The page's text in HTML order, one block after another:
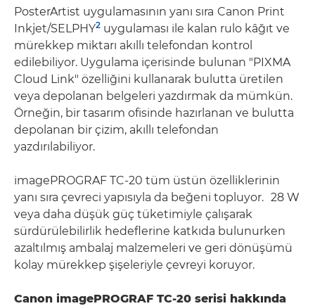
PosterArtist uygulamasının yanı sıra Canon Print
Inkjet/SELPHY2 uygulaması ile kalan rulo kâğıt ve
mürekkep miktarı akıllı telefondan kontrol
edilebiliyor. Uygulama içerisinde bulunan "PIXMA
Cloud Link" özelliğini kullanarak bulutta üretilen
veya depolanan belgeleri yazdırmak da mümkün.
Örneğin, bir tasarım ofisinde hazırlanan ve bulutta
depolanan bir çizim, akıllı telefondan
yazdırılabiliyor.
imagePROGRAF TC-20 tüm üstün özelliklerinin
yanı sıra çevreci yapısıyla da beğeni topluyor. 28 W
veya daha düşük güç tüketimiyle çalışarak
sürdürülebilirlik hedeflerine katkıda bulunurken
azaltılmış ambalaj malzemeleri ve geri dönüşümü
kolay mürekkep şişeleriyle çevreyi koruyor.
Canon imagePROGRAF TC-20 serisi hakkında